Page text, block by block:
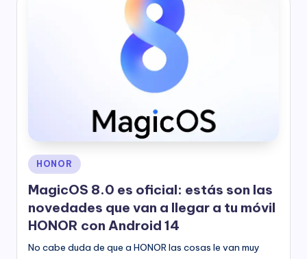
Publicado
en
HONOR
MagicOS 8.0 es oficial: estás son las
novedades que van a llegar a tu móvil
HONOR con Android 14
No cabe duda de que a HONOR las cosas le van muy